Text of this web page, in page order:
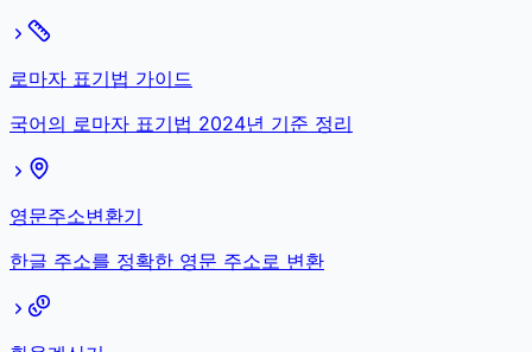
로마자 표기법 가이드
국어의 로마자 표기법 2024년 기준 정리
영문주소변환기
한글 주소를 정확한 영문 주소로 변환